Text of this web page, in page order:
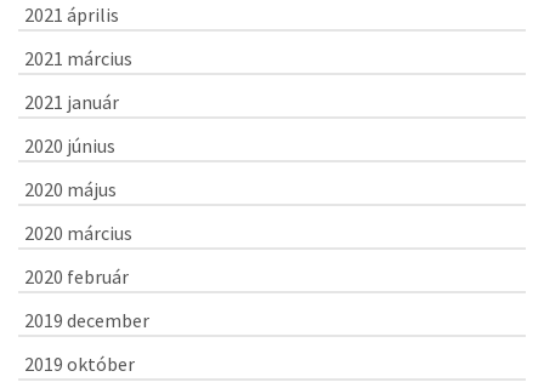
2021 április
2021 március
2021 január
2020 június
2020 május
2020 március
2020 február
2019 december
2019 október